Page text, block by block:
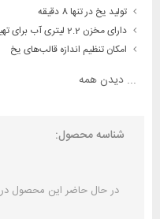
تولید یخ در تنها 8 دقیقه
دارای مخزن 2.2 لیتری آب برای تهیه یخ
امکان تنظیم اندازه قالب‌های یخ
... دیدن همه
شناسه محصول:
در حال حاضر این محصول